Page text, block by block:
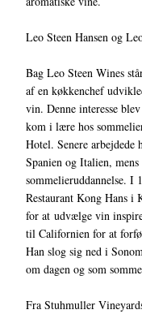
Leo Steen Hansen og
Bag Leo Steen Wines
af en køkkenchef
vin. Denne interesse
kom i lære hos
Hotel. Senere arbejdede
Spanien og Italien,
sommelieruddannelse. I
Restaurant Kong Hans i
for at udvælge vin
til Californien for at
Han slog sig ned i
om dagen og som
Fra Stuhmuller